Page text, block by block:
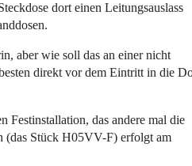
dort einen Leitungsauslass
aber wie soll das an einer nicht
direkt vor dem Eintritt in die
Festinstallation, das andere mal die
(das Stück H05VV-F) erfolgt am